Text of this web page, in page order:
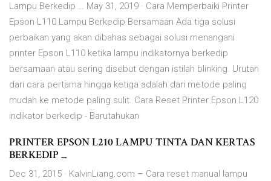
Lampu Berkedip … May 31, 2019 · Cara Memperbaiki Printer
Epson L110 Lampu Berkedip Bersamaan Ada tiga solusi
perbaikan yang akan dibahas sebagai solusi menangani
printer Epson L110 ketika lampu indikatornya berkedip
bersamaan atau sering disebut dengan istilah blinking. Urutan
dari cara pertama hingga ketiga adalah dari metode paling
mudah ke metode paling sulit. Cara Reset Printer Epson L120
indikator berkedip - Barutahukan
PRINTER EPSON L210 LAMPU TINTA DAN KERTAS
BERKEDIP ...
Dec 31, 2015 · KalvinLiang.com – Cara reset manual lampu